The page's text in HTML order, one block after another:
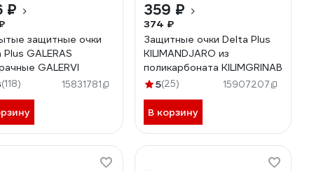
₽
защитные очки
GALERAS
GALERVI
(118) 15831781
359 ₽
374 ₽
Защитные очки Delta Plus
KILIMANDJARO из
поликарбоната KILIMGRINAB
5(25) 15907207
В корзину